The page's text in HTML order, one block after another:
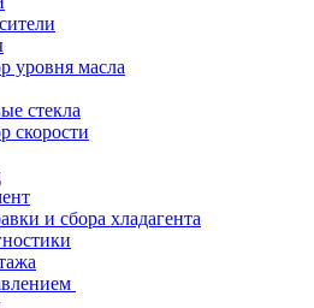
уровня масла
стекла
скорости
и сбора хладагента